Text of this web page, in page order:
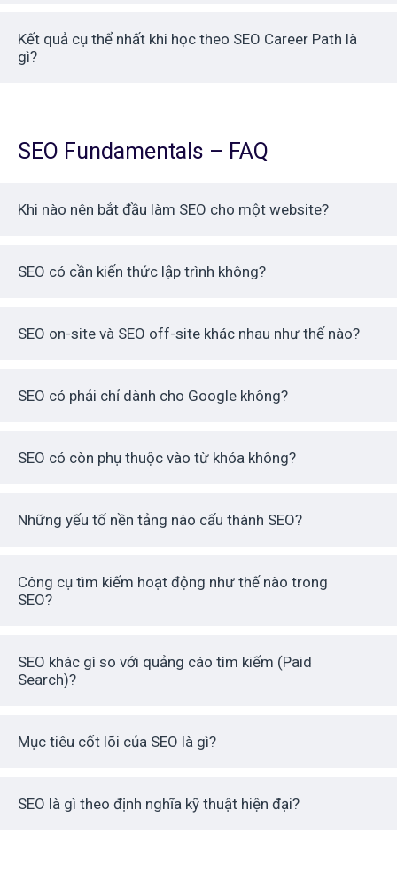
Kết quả cụ thể nhất khi học theo SEO Career Path là
gì?
SEO Fundamentals – FAQ
Khi nào nên bắt đầu làm SEO cho một website?
SEO có cần kiến thức lập trình không?
SEO on-site và SEO off-site khác nhau như thế nào?
SEO có phải chỉ dành cho Google không?
SEO có còn phụ thuộc vào từ khóa không?
Những yếu tố nền tảng nào cấu thành SEO?
Công cụ tìm kiếm hoạt động như thế nào trong
SEO?
SEO khác gì so với quảng cáo tìm kiếm (Paid
Search)?
Mục tiêu cốt lõi của SEO là gì?
SEO là gì theo định nghĩa kỹ thuật hiện đại?